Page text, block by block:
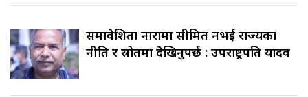
समावेशिता नारामा सीमित नभई राज्यका
नीति र स्रोतमा देखिनुपर्छ : उपराष्ट्रपति यादव